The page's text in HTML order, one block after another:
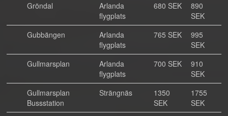
Gröndal
Arlanda
flygplats
680 SEK
890
SEK
Gubbängen
Arlanda
flygplats
765 SEK
995
SEK
Gullmarsplan
Arlanda
flygplats
700 SEK
910
SEK
Gullmarsplan
Bussstation
Strängnäs
1350
SEK
1755
SEK